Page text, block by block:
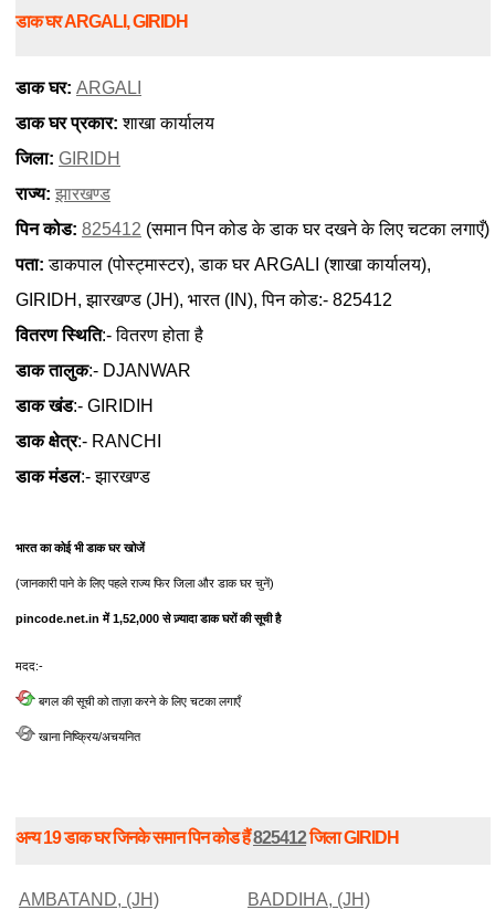
डाक घर ARGALI, GIRIDH
डाक घर: ARGALI
डाक घर प्रकार: शाखा कार्यालय
जिला: GIRIDH
राज्य: झारखण्ड
पिन कोड: 825412 (समान पिन कोड के डाक घर दखने के लिए चटका लगाएँ)
पता: डाकपाल (पोस्ट्मास्टर), डाक घर ARGALI (शाखा कार्यालय),
GIRIDH, झारखण्ड (JH), भारत (IN), पिन कोड:- 825412
वितरण स्थिति:- वितरण होता है
डाक तालुक:- DJANWAR
डाक खंड:- GIRIDIH
डाक क्षेत्र:- RANCHI
डाक मंडल:- झारखण्ड
भारत का कोई भी डाक घर खोजें
(जानकारी पाने के लिए पहले राज्य फिर जिला और डाक घर चुनें)
pincode.net.in में 1,52,000 से ज़्यादा डाक घरों की सूची है
मदद:-
बगल की सूची को ताज़ा करने के लिए चटका लगाएँ
खाना निष्क्रिय/अचयनित
अन्य 19 डाक घर जिनके समान पिन कोड हैं825412जिला GIRIDH
AMBATAND, (JH) BADDIHA, (JH)